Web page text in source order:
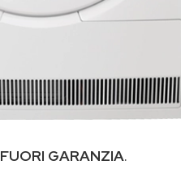
FUORI GARANZIA.